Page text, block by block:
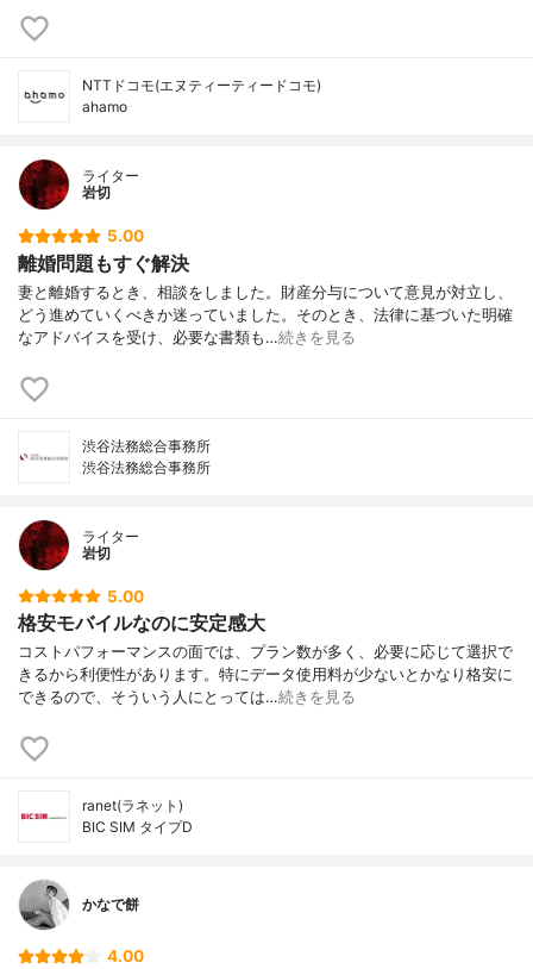
NTTドコモ(エヌティーティードコモ)
ahamo
ライター
岩切
5.00
離婚問題もすぐ解決
妻と離婚するとき、相談をしました。財産分与について意見が対立し、
どう進めていくべきか迷っていました。そのとき、法律に基づいた明確
なアドバイスを受け、必要な書類も…続きを見る
渋谷法務総合事務所
渋谷法務総合事務所
ライター
岩切
5.00
格安モバイルなのに安定感大
コストパフォーマンスの面では、プラン数が多く、必要に応じて選択で
きるから利便性があります。特にデータ使用料が少ないとかなり格安に
できるので、そういう人にとっては…続きを見る
ranet(ラネット)
BIC SIM タイプD
かなで餅
4.00